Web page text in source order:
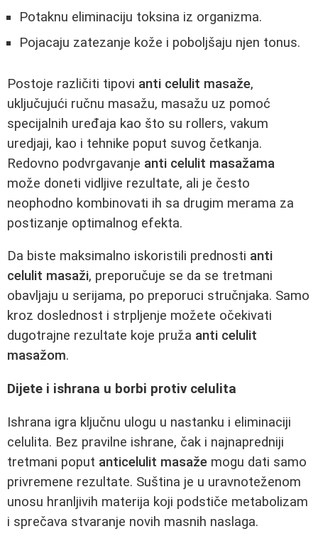
Potaknu eliminaciju toksina iz organizma.
Pojacaju zatezanje kože i poboljšaju njen tonus.
Postoje različiti tipovi anti celulit masaže,
uključujući ručnu masažu, masažu uz pomoć
specijalnih uređaja kao što su rollers, vakum
uredjaji, kao i tehnike poput suvog četkanja.
Redovno podvrgavanje anti celulit masažama
može doneti vidljive rezultate, ali je često
neophodno kombinovati ih sa drugim merama za
postizanje optimalnog efekta.
Da biste maksimalno iskoristili prednosti anti
celulit masaži, preporučuje se da se tretmani
obavljaju u serijama, po preporuci stručnjaka. Samo
kroz doslednost i strpljenje možete očekivati
dugotrajne rezultate koje pruža anti celulit
masažom.
Dijete i ishrana u borbi protiv celulita
Ishrana igra ključnu ulogu u nastanku i eliminaciji
celulita. Bez pravilne ishrane, čak i najnapredniji
tretmani poput anticelulit masaže mogu dati samo
privremene rezultate. Suština je u uravnoteženom
unosu hranljivih materija koji podstiče metabolizam
i sprečava stvaranje novih masnih naslaga.